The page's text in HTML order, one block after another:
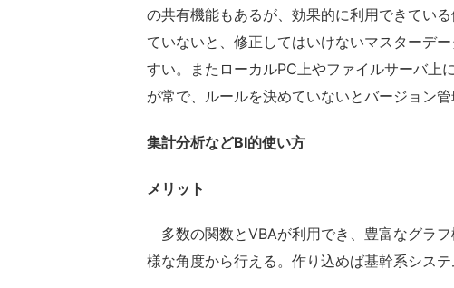
の共有機能もあるが、効果的に利用できてい
ていないと、修正してはいけないマスターデ
すい。またローカルPC上やファイルサーバ上
が常で、ルールを決めていないとバージョン管
集計分析などBI的使い方
メリット
多数の関数とVBAが利用でき、豊富なグラ
様な角度から行える。作り込めば基幹系シス